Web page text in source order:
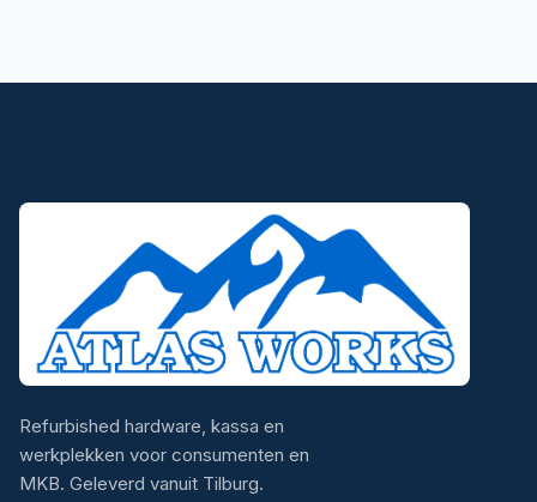
Refurbished hardware, kassa en
werkplekken voor consumenten en
MKB. Geleverd vanuit Tilburg.